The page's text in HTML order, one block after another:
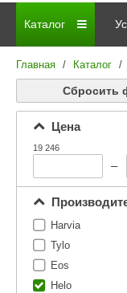
Каталог
Дровяные
Камни для
Двери для
Аксессуары
Сауны
ИК сауны
Grandis
Kastor
Steam and Water
SPA-Технология
Иди в Баню
Spitzner
Главная / Каталог /
Сбросить
Цена
19 246
–
Harvia
Tylo
Eos
Helo